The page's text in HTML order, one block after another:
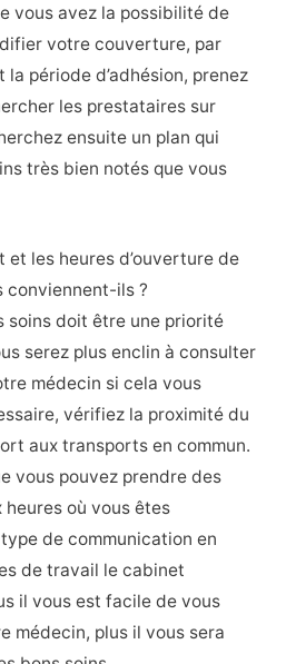
vous avez la possibilité de
votre couverture, par
la période d’adhésion, prenez
les prestataires sur
ensuite un plan qui
très bien notés que vous
et les heures d’ouverture de
conviennent-ils ?
soins doit être une priorité
serez plus enclin à consulter
médecin si cela vous
vérifiez la proximité du
aux transports en commun.
vous pouvez prendre des
où vous êtes
de communication en
de travail le cabinet
il vous est facile de vous
médecin, plus il vous sera